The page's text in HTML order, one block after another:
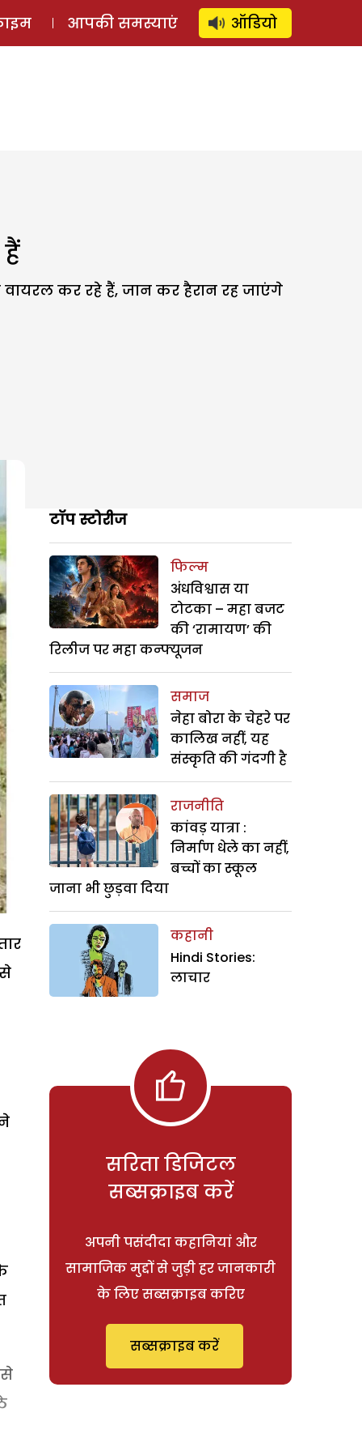
लॉग इन ⚲ SUBSCRIBE
आपकी समस्याएं ऑडियो
कर रहे हैं, जान कर हैरान रह जाएंगे
से
टॉप स्टोरीज
फिल्म
अंधविश्वास या
टोटका – महा बजट
की ‘रामायण’ की
रिलीज पर महा कन्फ्यूजन
समाज
नेहा बोरा के चेहरे पर
कालिख नहीं, यह
संस्कृति की गंदगी है
राजनीति
कांवड़ यात्रा :
निर्माण धेले का नहीं,
बच्चों का स्कूल
जाना भी छुड़वा दिया
कहानी
Hindi Stories:
लाचार
सरिता डिजिटल
सब्सक्राइब करें
अपनी पसंदीदा कहानियां और
सामाजिक मुद्दों से जुड़ी हर जानकारी
के लिए सब्सक्राइब करिए
सब्सक्राइब करें